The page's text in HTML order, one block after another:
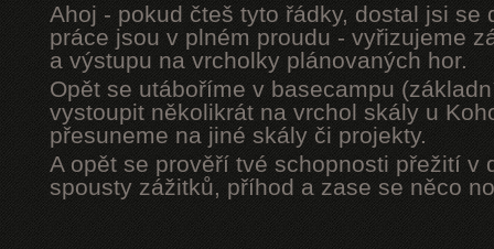
Ahoj - pokud čteš tyto řádky, dostal jsi se
práce jsou v plném proudu - vyřizujeme
a výstupu na vrcholky plánovaných hor.
Opět se utáboříme v basecampu
vystoupit několikrát na vrchol skály u
přesuneme na jiné skály či projekty.
A opět se prověří tvé schopnosti přežití v
spousty zážitků, příhod a zase se něco